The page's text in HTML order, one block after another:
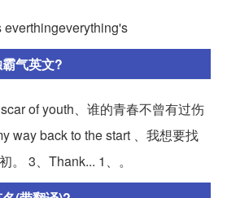
气英文?
of youth、谁的青春不曾有过伤
way back to the start 、我想要找
。 3、Thank... 1、。